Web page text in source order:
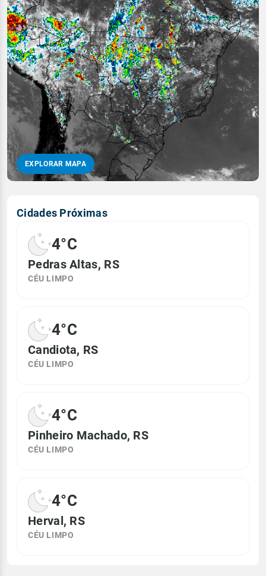
EXPLORAR MAPA
Cidades Próximas
4°C
Pedras Altas, RS
CÉU LIMPO
4°C
Candiota, RS
CÉU LIMPO
4°C
Pinheiro Machado, RS
CÉU LIMPO
4°C
Herval, RS
CÉU LIMPO